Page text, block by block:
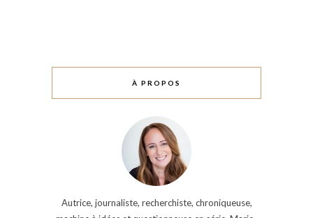
À PROPOS
Autrice, journaliste, recherchiste, chroniqueuse,